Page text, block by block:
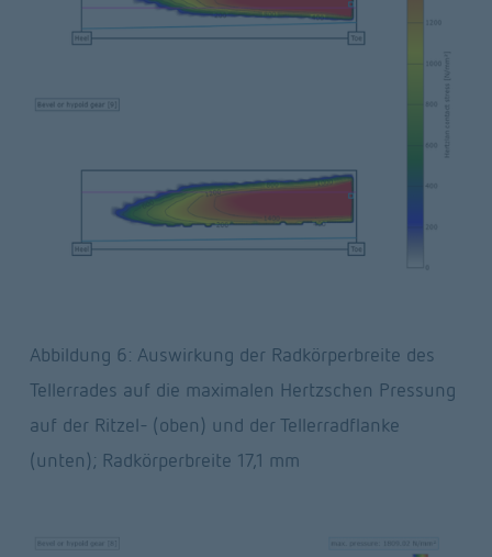
Abbildung 6: Auswirkung der Radkörperbreite des
Tellerrades auf die maximalen Hertzschen Pressung
auf der Ritzel- (oben) und der Tellerradflanke
(unten); Radkörperbreite 17,1 mm